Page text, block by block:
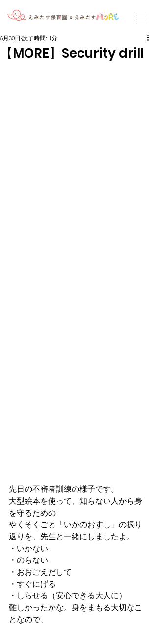
【MORE】Security drill
6月30日 読了時間: 1分
先日の不審者訓練の様子です。
大型絵本を使って、知らない人から身
を守るための
やくそくごと「いかのおすし」の振り
返りを、先生と一緒にしましたよ。
・いかない
・のらない
・おおごえだして
・すぐにげる
・しらせる（安心できる大人に）
難しかったかな。身をまもる大切なこ
となので、